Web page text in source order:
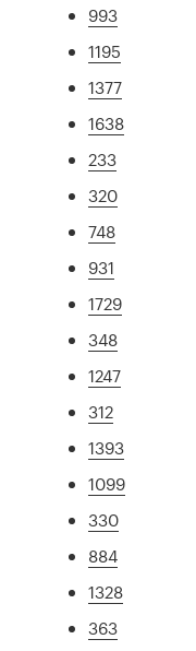
993
1195
1377
1638
233
320
748
931
1729
348
1247
312
1393
1099
330
884
1328
363